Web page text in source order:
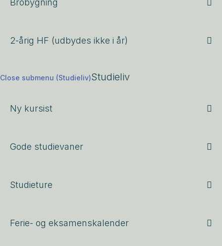
Brobygning
2-årig HF (udbydes ikke i år)
Close submenu (Studieliv)Studieliv
Ny kursist
Gode studievaner
Studieture
Ferie- og eksamenskalender